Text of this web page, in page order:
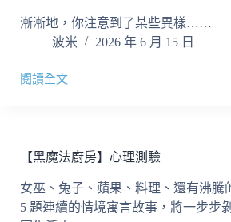
園
後
吃
麼
就
漸漸地，你注意到了某些異樣……
波米
2026 年 6 月 15 日
閱讀全文
黃
生
文
字
冒
【黑魔法廚房】心理測驗
女巫、兔子、蘋果、料理、還有沸
5 題連續的情境寓言故事，將一步步